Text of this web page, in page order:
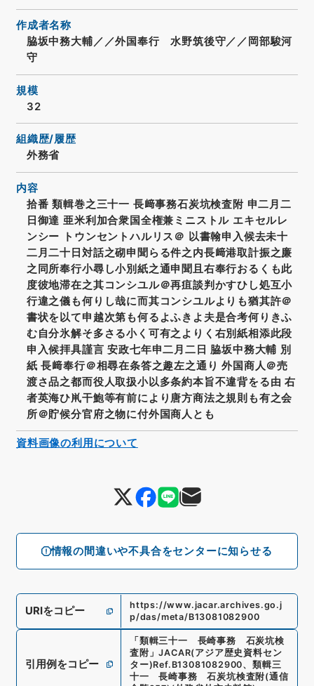
情報の間違いや不具合をセンターに知らせる
作成者名称
脇坂中務大輔／／外国奉行 水野筑後守／／岡部駿河
守
規模
32
組織歴/履歴
外務省
内容
拾番 類輯巻之三十一 長﨑事務石炭坑検査附 申二月二
日御達 亜米利加合衆国全権兼ミニストル エキセルレ
ンシー トウンセントハルリス＠ 以書翰申入候去未十
二月二十日対話之砌申聞らる件之内長﨑港取計振之廉
之同所奉行小尋し小別紙之通申聞且右奉行おるくも此
度彼地滞在之其コンシユル＠再疽談判かすひし処互小
行違之儀も何りし哉に而其コンシユルよりも猶其許＠
書状を以て申越次第も何るよふきよ夫是合考何りきふ
む自分氷解そ多さる小く可有之よりく右別紙相添此段
申入候拝具謹言 安政七年申二月二日 脇坂中務大輔 別
紙 長﨑奉行＠相尋在条答之趣左之通り 外国商人＠売
渡さ品之都而役人取扱小以多条約本旨不違背をる由 右
者英海ひ鼡干鮑等有前により唐方商法之規則も有之会
所＠貯候分官府之物に付外国商人とも
URIをコピー
https://www.jacar.archives.go.j
p/das/meta/B13081082900
引用例をコピー
「類輯三十一 長崎事務 石炭坑検
査附 」JACAR(アジア歴史資料セン
ター)Ref. B13081082900、類輯三
十一 長崎事務 石炭坑検査附(通信
資料画像の利用について